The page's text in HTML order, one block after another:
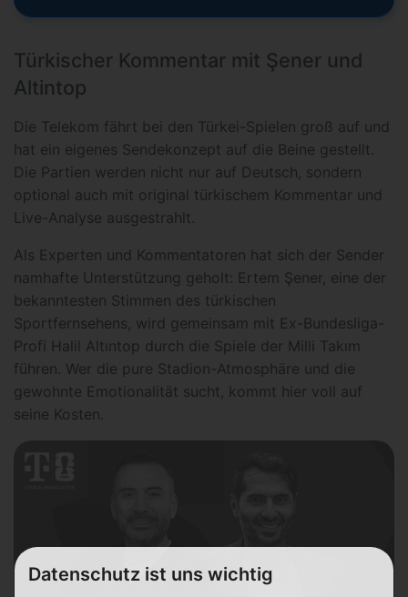
Türkischer Kommentar mit Şener und
Altintop
Die Telekom fährt bei den Türkei-Spielen groß auf und
hat ein eigenes Sendekonzept auf die Beine gestellt.
Die Partien werden nicht nur auf Deutsch, sondern
optional auch mit original türkischem Kommentar und
Live-Analyse ausgestrahlt.
Als Experten und Kommentatoren hat sich der Sender
namhafte Unterstützung geholt: Ertem Şener, eine der
bekanntesten Stimmen des türkischen
Sportfernsehens, wird gemeinsam mit Ex-Bundesliga-
Profi Halil Altıntop durch die Spiele der Milli Takım
führen. Wer die pure Stadion-Atmosphäre und die
gewohnte Emotionalität sucht, kommt hier voll auf
seine Kosten.
Datenschutz ist uns wichtig